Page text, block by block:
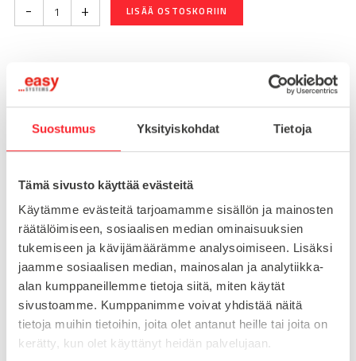
Suostumus Yksityiskohdat Tietoja
Tämä sivusto käyttää evästeitä
Käytämme evästeitä tarjoamamme sisällön ja mainosten
räätälöimiseen, sosiaalisen median ominaisuuksien
tukemiseen ja kävijämäärämme analysoimiseen. Lisäksi
jaamme sosiaalisen median, mainosalan ja analytiikka-
alan kumppaneillemme tietoja siitä, miten käytät
sivustoamme. Kumppanimme voivat yhdistää näitä
tietoja muihin tietoihin, joita olet antanut heille tai joita on
kerätty, kun olet käyttänyt heidän palvelujaan.
- + LISÄÄ OSTOSKORIIN
Toimitusaika 7-10 arkipäivää
Pikatoimitus mahdollinen, kysy myynnistämme.
Toimituskulut 25€ kun lähetyksen pituus alle 1900mm.
Tuotenumero098EM10080E
Osasto
Konejalat
MATERIAALI
ruostumaton teräs
MYYNTIERÄ
1